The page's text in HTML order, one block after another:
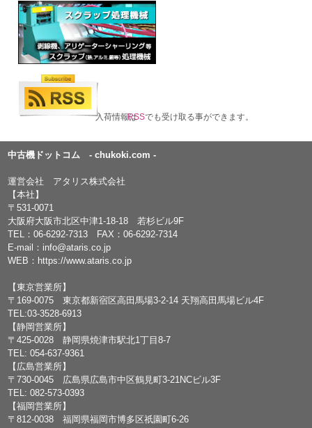
入荷情報はRSSでも受け取る事ができます。
中古機ドットコム - chukoki.com -
運営会社 アタリス株式会社
【本社】
〒531-0071
大阪府大阪市北区中津1-18-18 若杉ビル9F
TEL：06-6292-7313 FAX：06-6292-7314
E-mail： info@ataris.co.jp
WEB： https://www.ataris.co.jp
【東京営業所】
〒169-0075 東京都新宿区高田馬場3-2-14 天翔高田馬場ビル4F
TEL:03-3528-6913
【静岡営業所】
〒425-0028 静岡県焼津市駅北1丁目8-7
TEL: 054-637-9361
【広島営業所】
〒730-0045 広島県広島市中区鶴見町3-21NCビル3F
TEL: 082-573-0393
【福岡営業所】
〒812-0038 福岡県福岡市博多区祇園町6-26